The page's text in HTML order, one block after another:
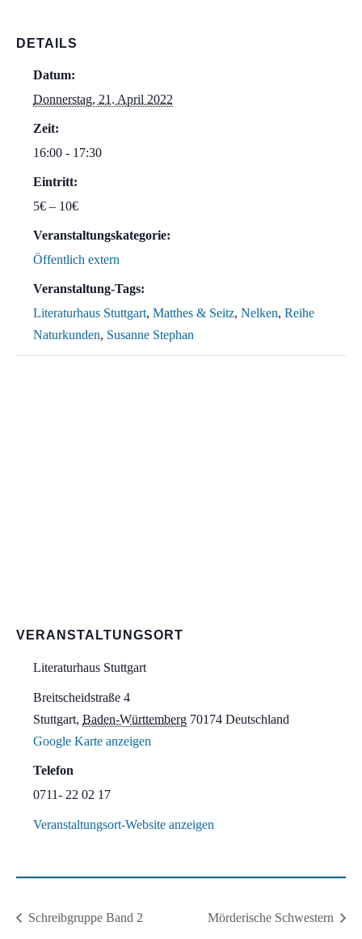
DETAILS
Datum:
Donnerstag, 21. April 2022
Zeit:
16:00 - 17:30
Eintritt:
5€ – 10€
Veranstaltungskategorie:
Öffentlich extern
Veranstaltung-Tags:
Literaturhaus Stuttgart, Matthes & Seitz, Nelken, Reihe
Naturkunden, Susanne Stephan
VERANSTALTUNGSORT
Literaturhaus Stuttgart
Breitscheidstraße 4
Stuttgart, Baden-Württemberg 70174 Deutschland
Google Karte anzeigen
Telefon
0711- 22 02 17
Veranstaltungsort-Website anzeigen
Schreibgruppe Band 2 Mörderische Schwestern